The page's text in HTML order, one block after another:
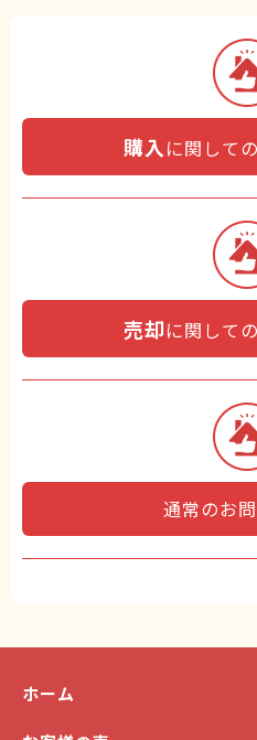
購入 に関して
売却に関して
通常のお
ホーム